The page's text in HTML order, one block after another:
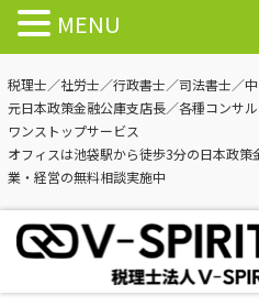
税理士／社労士／行政書士／司法書士／
元日本政策金融公庫支店長／各種コンサ
ワンストップサービス
オフィスは池袋駅から徒歩3分の日本政
業・経営の無料相談実施中
MENU